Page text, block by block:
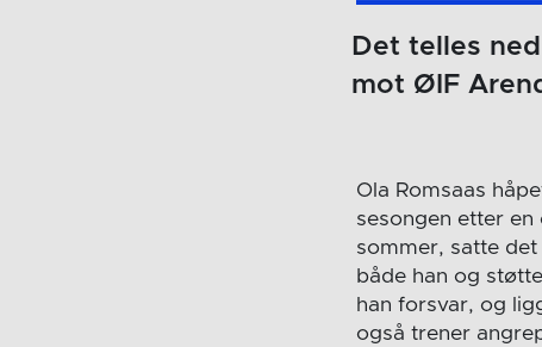
Det telles
mot ØIF
Ola Romsaas
sesongen etter
sommer, satte
både han og
han forsvar, og
også trener